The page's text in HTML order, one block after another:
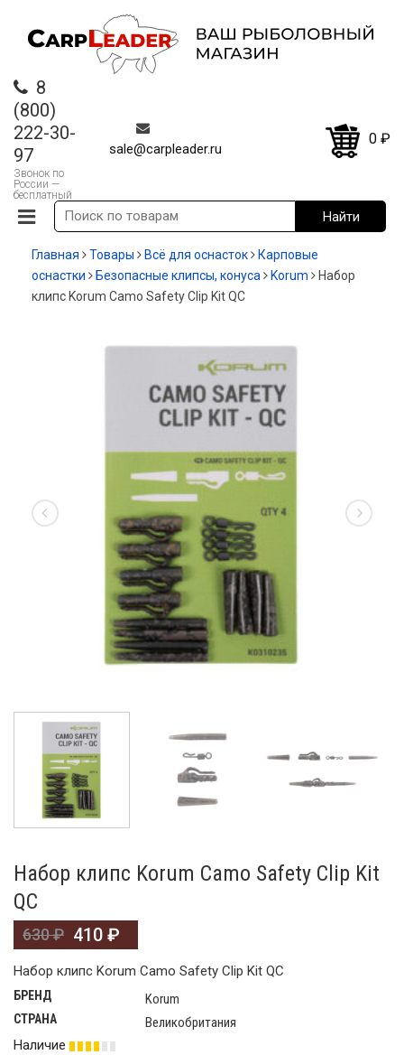
8
(800)
222-30-
97
Звонок по
России —
бесплатный
sale@carpleader.ru
0 ₽
Главная Товары Всё для оснасток
Карповые
оснастки
Безопасные клипсы, конуса Korum
Набор
клипс Korum Camo Safety Clip Kit QC
Набор клипс Korum Camo Safety Clip Kit
QC
630₽ 410 ₽
Набор клипс Korum Camo Safety Clip Kit QC
БРЕНД Korum
СТРАНА
Великобритания
Наличие